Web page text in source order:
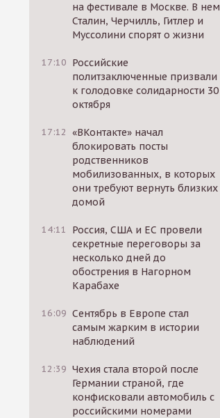
на фестивале в Москве. В нем
Сталин, Черчилль, Гитлер и
Муссолини спорят о жизни
17:10 Российские
политзаключенные призвали
к голодовке солидарности 30
октября
17:12 «ВКонтакте» начал
блокировать посты
родственников
мобилизованных, в которых
они требуют вернуть близких
домой
14:11
Россия, США и ЕС провели
секретные переговоры за
несколько дней до
обострения в Нагорном
Карабахе
16:09 Сентябрь в Европе стал
самым жарким в истории
наблюдений
12:39 Чехия стала второй после
Германии страной, где
конфисковали автомобиль с
российскими номерами